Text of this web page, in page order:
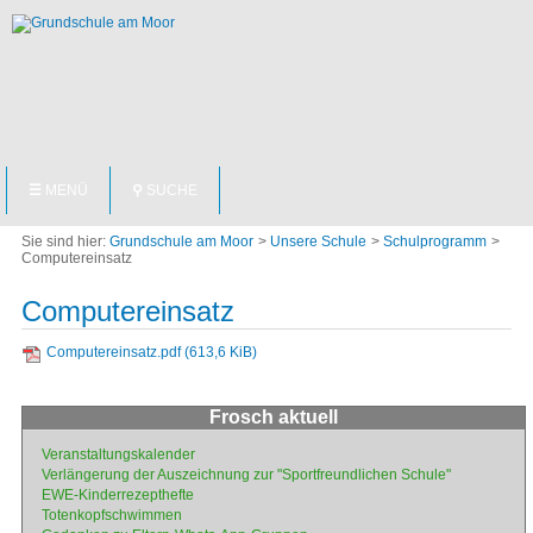
NAVIGATION
☰ MENÜ ⚲ SUCHE
Grundschule am Moor Unsere Schule
Schulprogramm
Computereinsatz
Computereinsatz
Computereinsatz.pdf(613,6 KiB)
Frosch aktuell
Navigation
überspringen
Veranstaltungskalender
Verlängerung der Auszeichnung zur "Sportfreundlichen Schule"
EWE-Kinderrezepthefte
Totenkopfschwimmen